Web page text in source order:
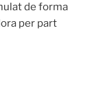
de forma
per part